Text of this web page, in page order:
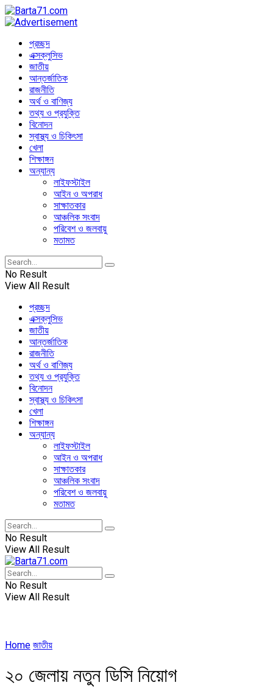
প্রচ্ছদ
এক্সক্লুসিভ
জাতীয়
আন্তর্জাতিক
রাজনীতি
অর্থ ও বাণিজ্য
তথ্য ও প্রযুক্তি
বিনোদন
স্বাস্থ্য ও চিকিৎসা
খেলা
শিক্ষাঙ্গন
অন্যান্য
লাইফস্টাইল
আইন ও অপরাধ
সাক্ষাতকার
আঞ্চলিক সংবাদ
পরিবেশ ও জলবায়ু
মতামত
No Result
View All Result
প্রচ্ছদ
এক্সক্লুসিভ
জাতীয়
আন্তর্জাতিক
রাজনীতি
অর্থ ও বাণিজ্য
তথ্য ও প্রযুক্তি
বিনোদন
স্বাস্থ্য ও চিকিৎসা
খেলা
শিক্ষাঙ্গন
অন্যান্য
লাইফস্টাইল
আইন ও অপরাধ
সাক্ষাতকার
আঞ্চলিক সংবাদ
পরিবেশ ও জলবায়ু
মতামত
No Result
View All Result
No Result
View All Result
Home জাতীয়
২০ জেলায় নতুন ডিসি নিয়োগ